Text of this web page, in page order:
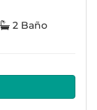
2 Baño